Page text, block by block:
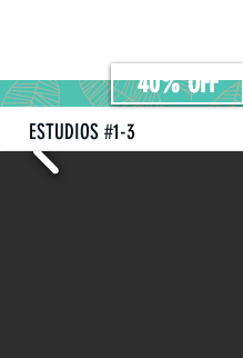
ESTUDIOS #1-3
40% OFF